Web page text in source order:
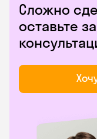
Сложно
оставьте